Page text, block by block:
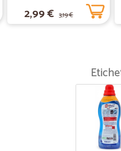
2,99 € 3,19 €